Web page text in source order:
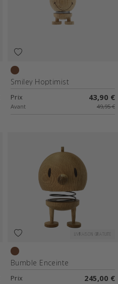
Chêne brut
Smiley Hoptimist
Prix 43,90 €
Avant 49,95 €
LIVRAISON GRATUITE
Chêne
Bumble Enceinte
Prix 245,00 €